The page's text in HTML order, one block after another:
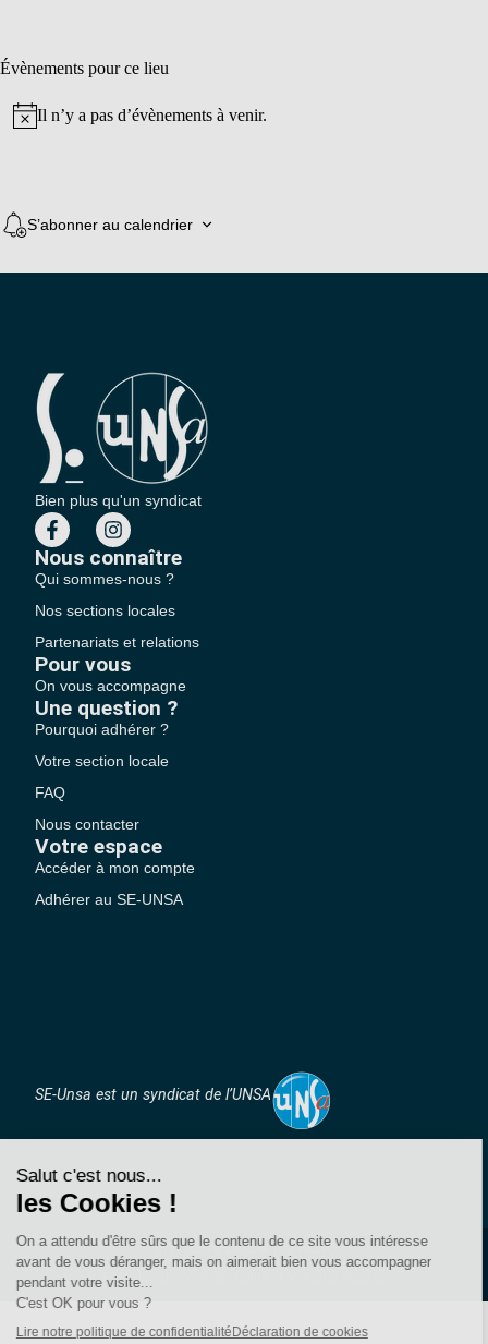
Évènements pour ce lieu
NoticeIl n’y a pas d’évènements à venir.
S’abonner au calendrier
Bien plus qu'un syndicat
Nous connaître
Qui sommes-nous ?
Nos sections locales
Partenariats et relations
Pour vous
On vous accompagne
Une question ?
Pourquoi adhérer ?
Votre section locale
FAQ
Nous contacter
Votre espace
Accéder à mon compte
Adhérer au SE-UNSA
SE-Unsa est un syndicat de l’UNSA
Site réalisé avec ❤️ par AKWO
Politique de confidentialité